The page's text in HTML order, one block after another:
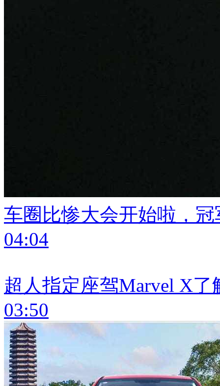
车圈比惨大会开始啦，
04:04
超人指定座驾Marvel X了
03:50